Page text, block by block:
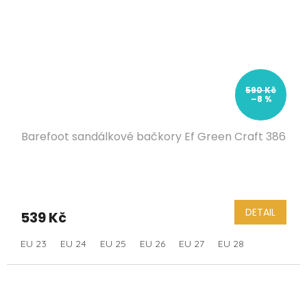
590 Kč
–8 %
Barefoot sandálkové bačkory Ef Green Craft 386
539 Kč DETAIL
EU 23 EU 24 EU 25 EU 26 EU 27 EU 28